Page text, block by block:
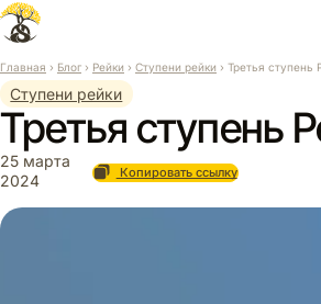
Перейти
содержимому
Главная › Блог › Рейки › Ступени рейки › Третья ступень
Ступени рейки
Третья ступень
25 марта
2024
Копировать ссылку